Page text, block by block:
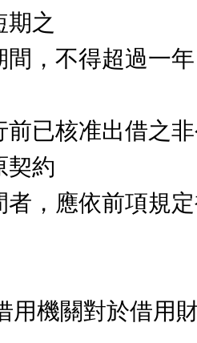
期之
間，不得超過一
前已核准出借之
契約
者，應依前項規
機關對於借用